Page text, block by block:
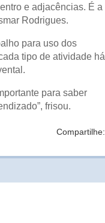
e adjacências. É a
Rodrigues.
para uso dos
tipo de atividade há
para saber
frisou.
Compartilhe: